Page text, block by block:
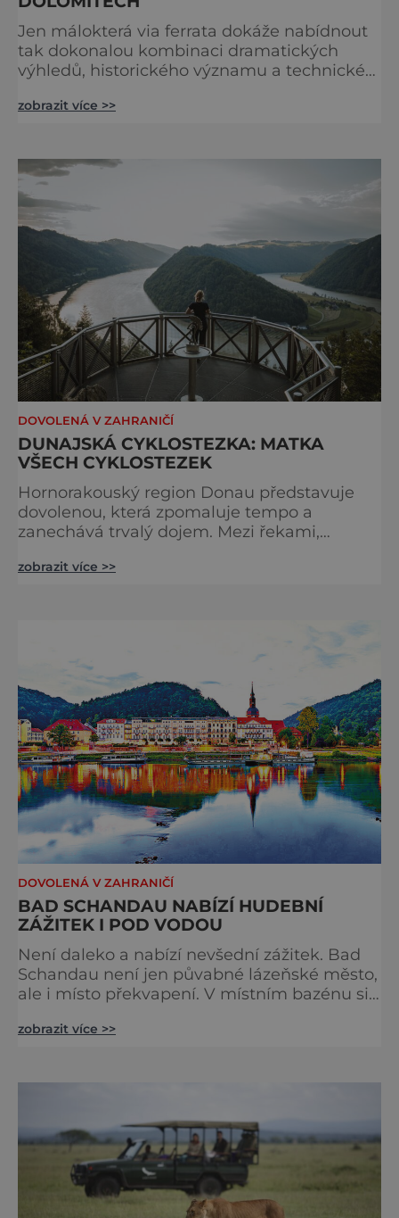
Jen málokterá via ferrata dokáže nabídnout
tak dokonalou kombinaci dramatických
výhledů, historického významu a technické
Brentských Dolomit představuje vstupní
považován za jednu z nejkrásnějších
vysokohorských tras na světě. Přestože
samotná ferrata nepatří mezi techn
zobrazit více >>
DOVOLENÁ V ZAHRANIČÍ
DUNAJSKÁ CYKLOSTEZKA: MATKA
VŠECH CYKLOSTEZEK
Hornorakouský region Donau představuje
dovolenou, která zpomaluje tempo a
zanechává trvalý dojem. Mezi řekami,
propojují pohyb, příroda, gastronomie a
cyklistických výletech podél řek, pěších
túrách s dalekými výhledy, rodinnýc
zobrazit více >>
DOVOLENÁ V ZAHRANIČÍ
BAD SCHANDAU NABÍZÍ HUDEBNÍ
ZÁŽITEK I POD VODOU
Není daleko a nabízí nevšední zážitek. Bad
Schandau není jen půvabné lázeňské město,
ale i místo překvapení. V místním bazénu si
vodě. Nádherně osvěžující místo leží jen 8
zobrazit více >>